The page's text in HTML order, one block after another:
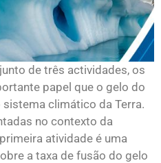
de três actividades, os
papel que o gelo do
climático da Terra.
no contexto da
atividade é uma
a taxa de fusão do gelo